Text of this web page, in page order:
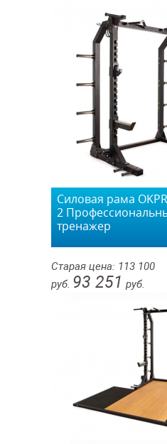
Силовая рама
2
тренажер
Старая цена: 113 100
руб. 93 251 руб.